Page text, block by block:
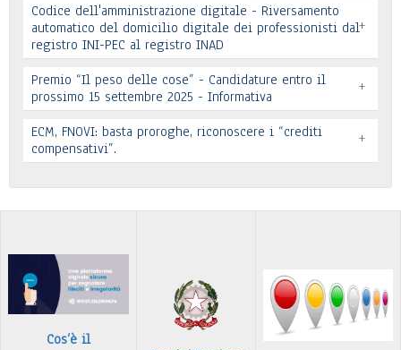
Leggi tutto
Codice dell'amministrazione digitale - Riversamento
automatico del domicilio digitale dei professionisti dal
registro INI-PEC al registro INAD
+
Leggi tutto
Premio “Il peso delle cose” - Candidature entro il
prossimo 15 settembre 2025 - Informativa
+
Premio “Il peso delle cose” - Candidature
ECM, FNOVI: basta proroghe, riconoscere i “crediti
compensativi”.
+
Cos’è il